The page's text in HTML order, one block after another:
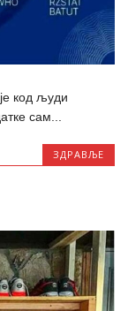
код људи
сам...
ЗДРАВЉЕ